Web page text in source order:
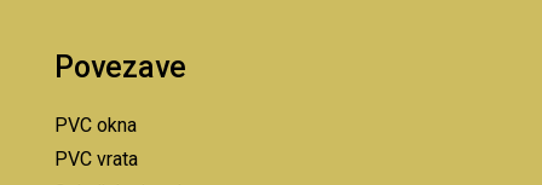
Povezave
PVC okna
PVC vrata